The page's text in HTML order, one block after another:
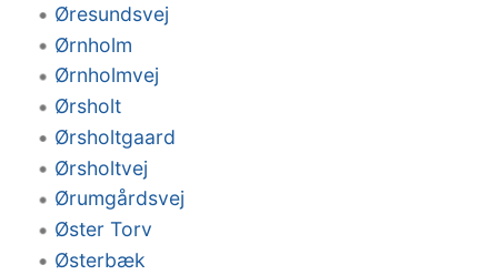
Øresundsvej
Ørnholm
Ørnholmvej
Ørsholt
Ørsholtgaard
Ørsholtvej
Ørumgårdsvej
Øster Torv
Østerbæk